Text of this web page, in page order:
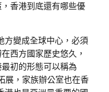
香港到底還有哪些優
方變成全球中心，必須
西方國家歷史悠久，
初的形態可以稱為
展，家族辦公室也在香